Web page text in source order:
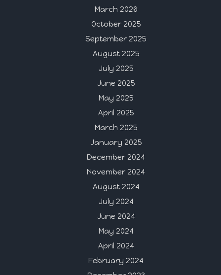
March 2026
October 2025
September 2025
August 2025
July 2025
June 2025
May 2025
April 2025
March 2025
January 2025
December 2024
November 2024
August 2024
July 2024
June 2024
May 2024
April 2024
February 2024